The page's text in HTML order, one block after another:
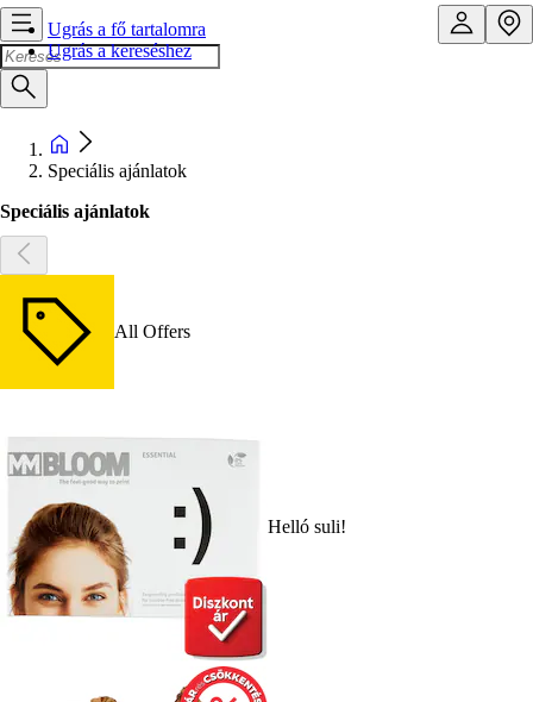
Ugrás a fő tartalomra
Ugrás a kereséshez
Speciális ajánlatok
Speciális ajánlatok
All Offers
Helló suli!